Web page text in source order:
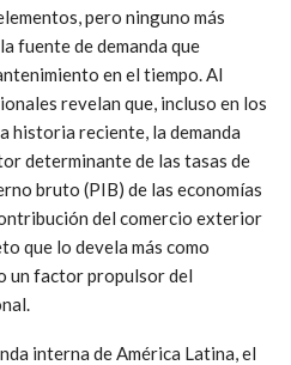
pero ninguno más
fuente de demanda que
en el tiempo. Al
revelan que, incluso en los
historia reciente, la demanda
determinante de las tasas de
bruto (PIB) de las economías
del comercio exterior
que lo devela más como
un factor propulsor del
interna de América Latina, el